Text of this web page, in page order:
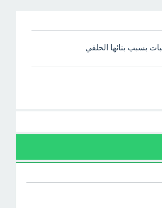
بسبب بنائها الحلقي